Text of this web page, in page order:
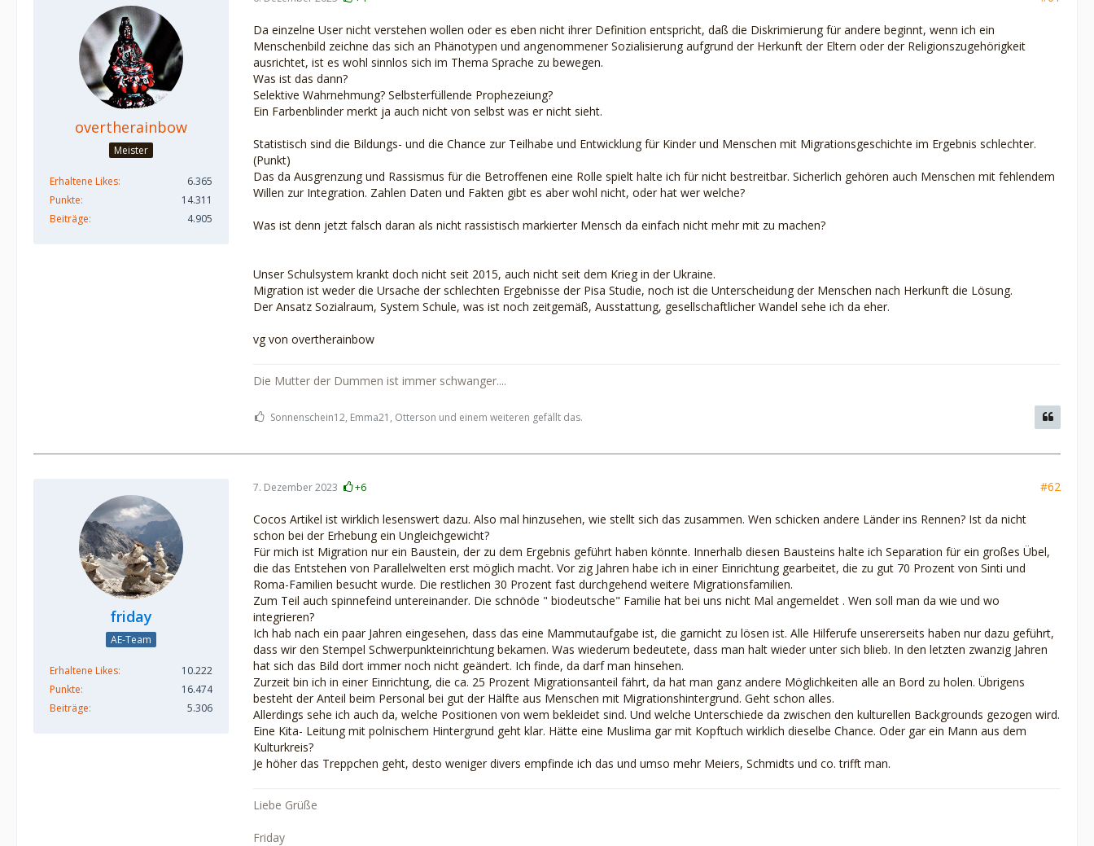
overtherainbow
Meister
Erhaltene Likes
6.365
Punkte
14.311
Beiträge
4.905
Da einzelne User nicht verstehen wollen oder es eben nicht ihrer Definition entspricht, daß die Diskrimierung für andere beginnt, wenn ich ein
Menschenbild zeichne das sich an Phänotypen und angenommener Sozialisierung aufgrund der Herkunft der Eltern oder der Religionszugehörigkeit
ausrichtet, ist es wohl sinnlos sich im Thema Sprache zu bewegen.
Was ist das dann?
Selektive Wahrnehmung? Selbsterfüllende Prophezeiung?
Ein Farbenblinder merkt ja auch nicht von selbst was er nicht sieht.
Statistisch sind die Bildungs- und die Chance zur Teilhabe und Entwicklung für Kinder und Menschen mit Migrationsgeschichte im Ergebnis schlechter.
(Punkt)
Das da Ausgrenzung und Rassismus für die Betroffenen eine Rolle spielt halte ich für nicht bestreitbar. Sicherlich gehören auch Menschen mit fehlendem
Willen zur Integration. Zahlen Daten und Fakten gibt es aber wohl nicht, oder hat wer welche?
Was ist denn jetzt falsch daran als nicht rassistisch markierter Mensch da einfach nicht mehr mit zu machen?
Unser Schulsystem krankt doch nicht seit 2015, auch nicht seit dem Krieg in der Ukraine.
Migration ist weder die Ursache der schlechten Ergebnisse der Pisa Studie, noch ist die Unterscheidung der Menschen nach Herkunft die Lösung.
Der Ansatz Sozialraum, System Schule, was ist noch zeitgemäß, Ausstattung, gesellschaftlicher Wandel sehe ich da eher.
vg von overtherainbow
Die Mutter der Dummen ist immer schwanger....
Sonnenschein12, Emma21, Otterson und einem weiteren gefällt das.
friday
AE-Team
Erhaltene Likes
10.222
Punkte
16.474
Beiträge
5.306
7. Dezember 2023 +6 #62
Cocos Artikel ist wirklich lesenswert dazu. Also mal hinzusehen, wie stellt sich das zusammen. Wen schicken andere Länder ins Rennen? Ist da nicht
schon bei der Erhebung ein Ungleichgewicht?
Für mich ist Migration nur ein Baustein, der zu dem Ergebnis geführt haben könnte. Innerhalb diesen Bausteins halte ich Separation für ein großes Übel,
die das Entstehen von Parallelwelten erst möglich macht. Vor zig Jahren habe ich in einer Einrichtung gearbeitet, die zu gut 70 Prozent von Sinti und
Roma-Familien besucht wurde. Die restlichen 30 Prozent fast durchgehend weitere Migrationsfamilien.
Zum Teil auch spinnefeind untereinander. Die schnöde " biodeutsche" Familie hat bei uns nicht Mal angemeldet . Wen soll man da wie und wo
integrieren?
Ich hab nach ein paar Jahren eingesehen, dass das eine Mammutaufgabe ist, die garnicht zu lösen ist. Alle Hilferufe unsererseits haben nur dazu geführt,
dass wir den Stempel Schwerpunkteinrichtung bekamen. Was wiederum bedeutete, dass man halt wieder unter sich blieb. In den letzten zwanzig Jahren
hat sich das Bild dort immer noch nicht geändert. Ich finde, da darf man hinsehen.
Zurzeit bin ich in einer Einrichtung, die ca. 25 Prozent Migrationsanteil fährt, da hat man ganz andere Möglichkeiten alle an Bord zu holen. Übrigens
besteht der Anteil beim Personal bei gut der Hälfte aus Menschen mit Migrationshintergrund. Geht schon alles.
Allerdings sehe ich auch da, welche Positionen von wem bekleidet sind. Und welche Unterschiede da zwischen den kulturellen Backgrounds gezogen wird.
Eine Kita- Leitung mit polnischem Hintergrund geht klar. Hätte eine Muslima gar mit Kopftuch wirklich dieselbe Chance. Oder gar ein Mann aus dem
Kulturkreis?
Je höher das Treppchen geht, desto weniger divers empfinde ich das und umso mehr Meiers, Schmidts und co. trifft man.
Liebe Grüße
Friday